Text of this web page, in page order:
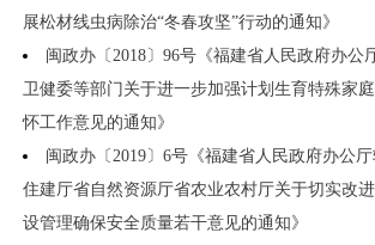
展松材线虫病除治“冬春攻坚”行动的通知》
闽政办〔2018〕96号《福建省人民政府办公
卫健委等部门关于进一步加强计划生育特殊家
怀工作意见的通知》
闽政办〔2019〕6号《福建省人民政府办公
住建厅省自然资源厅省农业农村厅关于切实改
设管理确保安全质量若干意见的通知》